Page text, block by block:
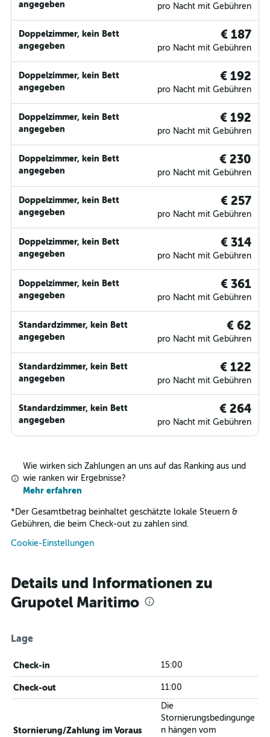
angegeben pro Nacht mit Gebühren
Doppelzimmer, kein Bett
angegeben
€ 187
pro Nacht mit Gebühren
Doppelzimmer, kein Bett
angegeben
€ 192
pro Nacht mit Gebühren
Doppelzimmer, kein Bett
angegeben
€ 192
pro Nacht mit Gebühren
Doppelzimmer, kein Bett
angegeben
€ 230
pro Nacht mit Gebühren
Doppelzimmer, kein Bett
angegeben
€ 257
pro Nacht mit Gebühren
Doppelzimmer, kein Bett
angegeben
€ 314
pro Nacht mit Gebühren
Doppelzimmer, kein Bett
angegeben
€ 361
pro Nacht mit Gebühren
Standardzimmer, kein Bett
angegeben
€ 62
pro Nacht mit Gebühren
Standardzimmer, kein Bett
angegeben
€ 122
pro Nacht mit Gebühren
Standardzimmer, kein Bett
angegeben
€ 264
pro Nacht mit Gebühren
Wie wirken sich Zahlungen an uns auf das Ranking aus und
wie ranken wir Ergebnisse?
Mehr erfahren
* Der Gesamtbetrag beinhaltet geschätzte lokale Steuern &
Gebühren, die beim Check-out zu zahlen sind.
Cookie-Einstellungen
Details und Informationen zu
Grupotel Maritimo
Lage
Check-in 15:00
Check-out 11:00
Stornierung/Zahlung im Voraus
Die
Stornierungsbedingunge
n hängen vom